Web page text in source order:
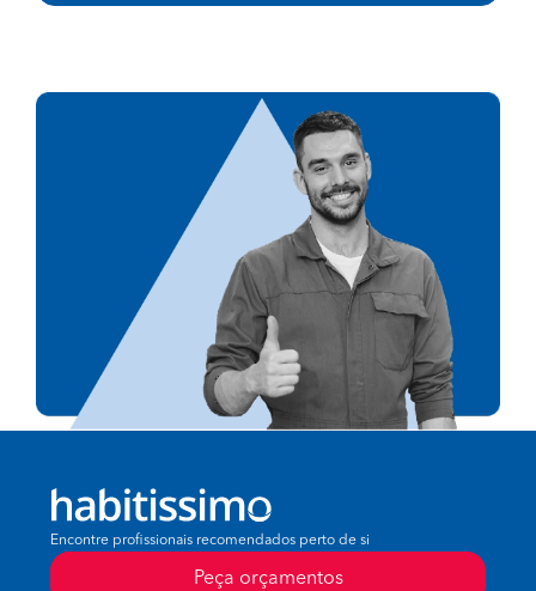
Encontre profissionais recomendados perto de si
Peça orçamentos